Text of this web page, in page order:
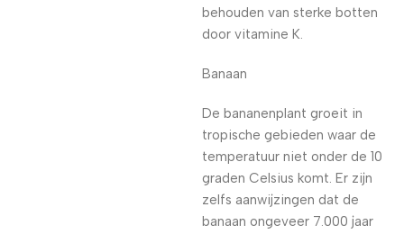
behouden van sterke botten
door vitamine K.
Banaan
De bananenplant groeit in
tropische gebieden waar de
temperatuur niet onder de 10
graden Celsius komt. Er zijn
zelfs aanwijzingen dat de
banaan ongeveer 7.000 jaar